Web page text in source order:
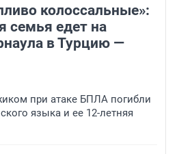
колоссальные»:
семья едет на
в Турцию —
при атаке БПЛА погибли
языка и ее 12-летняя